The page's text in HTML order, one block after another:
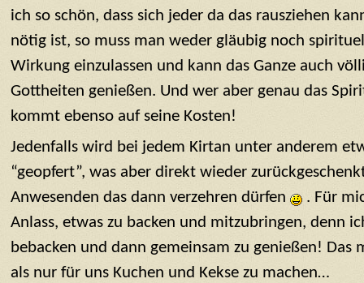
ich so schön, dass sich jeder da das rausziehen
nötig ist, so muss man weder gläubig noch
Wirkung einzulassen und kann das Ganze auch
Gottheiten genießen. Und wer aber genau das
kommt ebenso auf seine Kosten!
Jedenfalls wird bei jedem Kirtan unter anderem
“geopfert”, was aber direkt wieder
Anwesenden das dann verzehren dürfen
. Für
Anlass, etwas zu backen und mitzubringen, denn
bebacken und dann gemeinsam zu genießen! Das
als nur für uns Kuchen und Kekse zu machen…